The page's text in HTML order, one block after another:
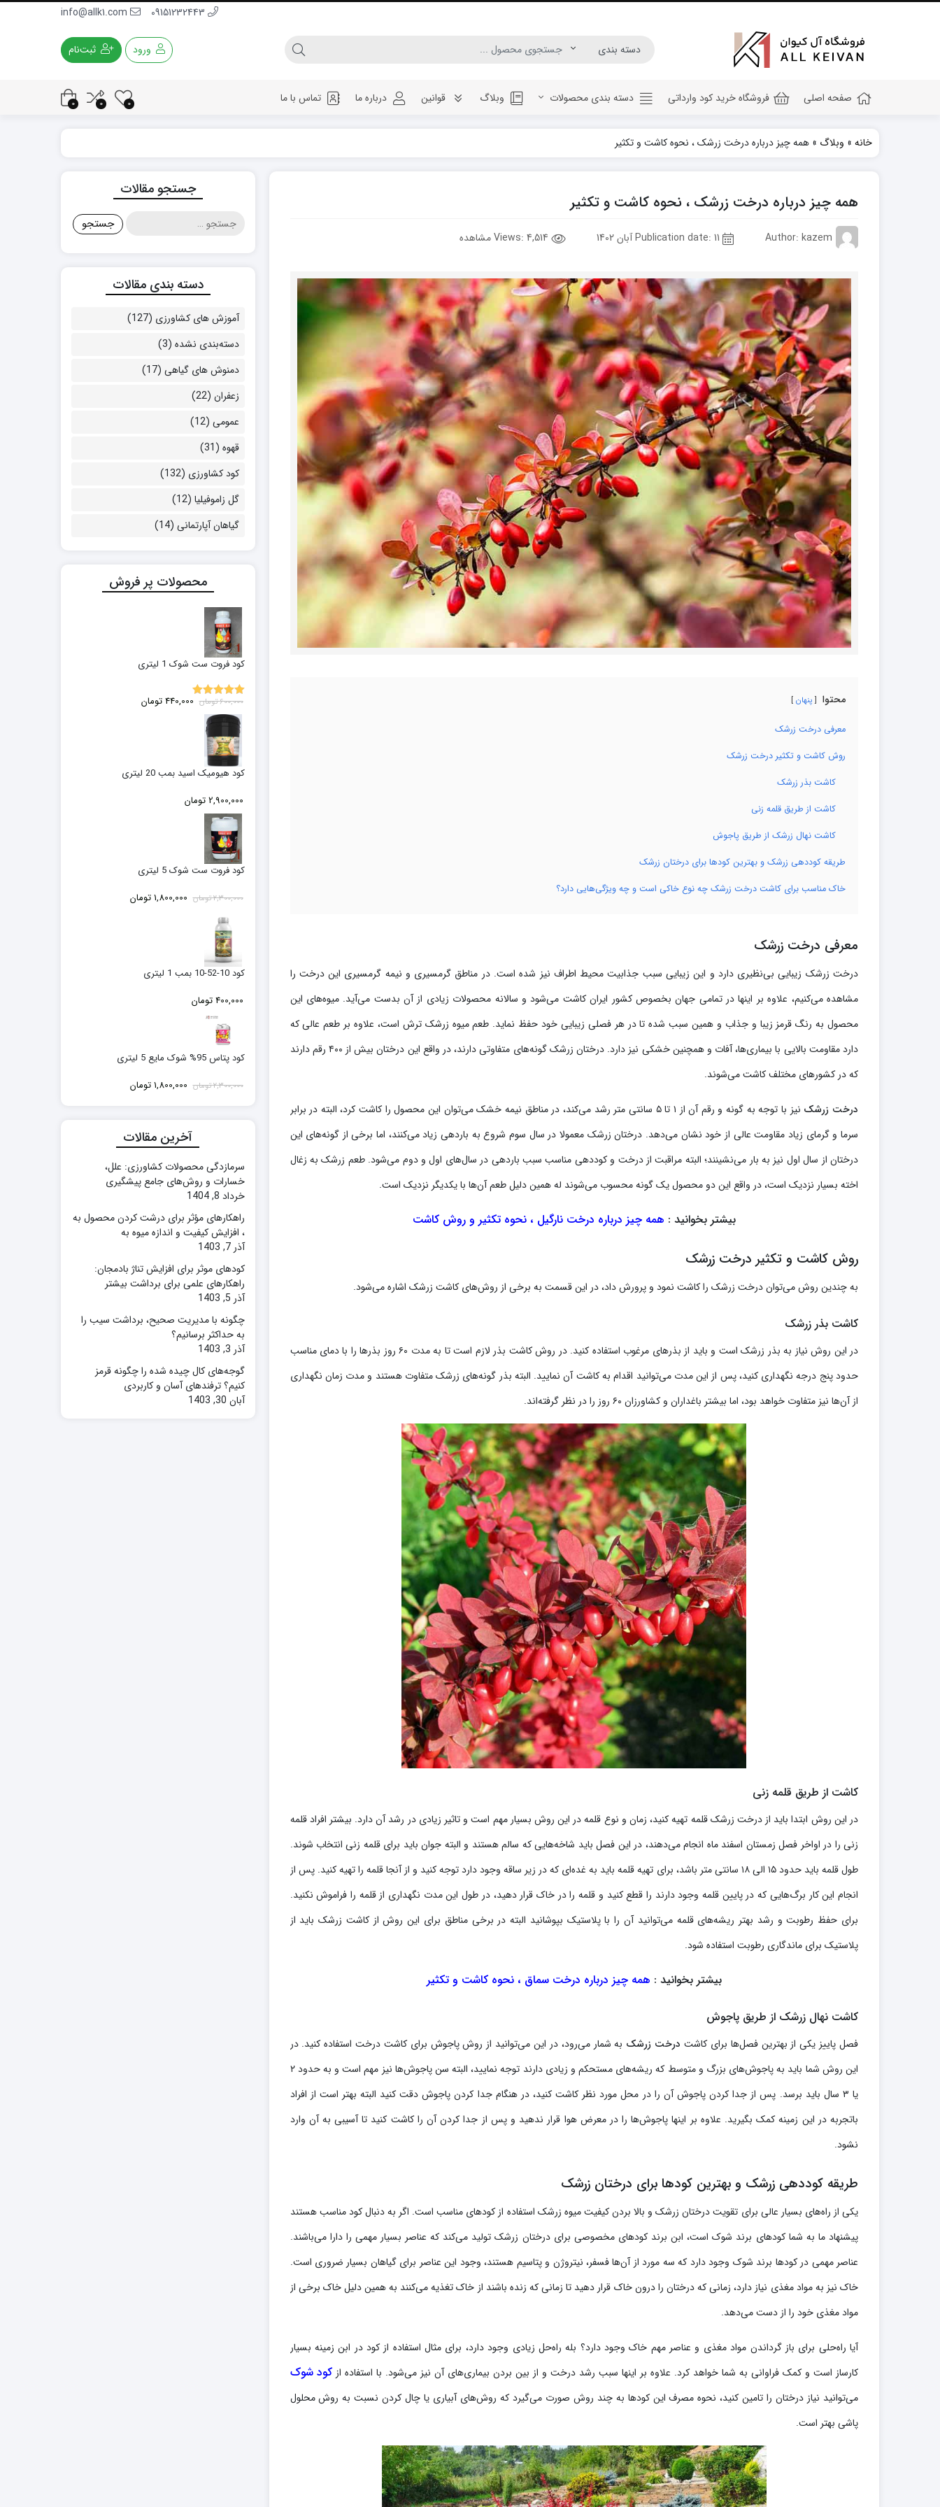
ورود ثبت‌نام
صفحه اصلی فروشگاه خرید کود وارداتی دسته بندی محصولات
کود کامل ۲۰ ۲۰ ۲۰
کود npk
کود آهن
کود فسفر بالا
کود گلدهی(کود ۱۲ ۱۲ ۳۶)
کود آمینو اسید
کود فروت ست
کود گیاهان آپارتمانی
وبلاگ قوانین درباره ما تماس با ما 0
0
0
خانه » وبلاگ » همه چیز درباره درخت زرشک ، نحوه کاشت و تکثیر
همه چیز درباره درخت زرشک ، نحوه کاشت و تکثیر
Author: kazem 4,514 مشاهده
محتوا پنهان
معرفی درخت زرشک
روش کاشت و تکثیر درخت زرشک
کاشت بذر زرشک
کاشت از طریق قلمه زنی
کاشت نهال زرشک از طریق پاجوش
طریقه کوددهی زرشک و بهترین کودها برای درختان زرشک
خاک مناسب برای کاشت درخت زرشک چه نوع خاکی است و چه ویژگی‌هایی دارد؟
معرفی درخت زرشک
درخت زرشک زیبایی بی‌نظیری دارد و این زیبایی سبب جذابیت محیط اطراف نیز شده است. در مناطق گرمسیری و نیمه گرمسیری این درخت را
مشاهده می‌کنیم، علاوه بر اینها در تمامی جهان بخصوص کشور ایران کاشت می‌شود و سالانه محصولات زیادی از آن بدست می‌آید. میوه‌های این
محصول به رنگ قرمز زیبا و جذاب و همین سبب شده تا در هر فصلی زیبایی خود حفظ نماید. طعم میوه زرشک ترش است، علاوه بر طعم عالی که
دارد مقاومت بالایی با بیماری‌ها، آفات و همچنین خشکی نیز دارد. درختان زرشک گونه‌های متفاوتی دارند، در واقع این درختان بیش از ۴۰۰ رقم دارند
که در کشورهای مختلف کاشت می‌شوند.
درخت زرشک
نیز با توجه به گونه و رقم آن از ۱ تا ۵ سانتی متر رشد می‌کند، در مناطق نیمه خشک می‌توان این محصول را کاشت کرد، البته در برابر
سرما و گرمای زیاد مقاومت عالی از خود نشان می‌دهد. درختان زرشک معمولا در سال سوم شروع به باردهی زیاد می‌کنند، اما برخی از گونه‌های این
درختان از سال اول نیز به بار می‌نشینند؛ البته مراقبت از درخت و کوددهی مناسب سبب باردهی در سال‌های اول و دوم می‌شود. طعم زرشک به زغال
اخته بسیار نزدیک است، در واقع این دو محصول یک گونه محسوب می‌شوند له همین دلیل طعم آن‌ها با یکدیگر نزدیک است.
بیشتر بخوانید : همه چیز درباره درخت نارگیل ، نحوه تکثیر و روش کاشت
روش کاشت و تکثیر درخت زرشک
به چندین روش می‌توان درخت زرشک را کاشت نمود و پرورش داد، در این قسمت به برخی از روش‌های کاشت زرشک اشاره می‌شود.
کاشت بذر زرشک
در این روش نیاز به بذر زرشک است و باید از بذرهای مرغوب استفاده کنید. در روش کاشت بذر لازم است تا به مدت ۶۰ روز بذرها را با دمای مناسب
حدود پنج درجه نگهداری کنید، پس از این مدت می‌توانید اقدام به کاشت آن نمایید. البته بذر گونه‌های زرشک متفاوت هستند و مدت زمان نگهداری
از آن‌ها نیز متفاوت خواهد بود، اما بیشتر باغداران و کشاورزان ۶۰ روز را در نظر گرفته‌اند.
کاشت از طریق قلمه زنی
در این روش ابتدا باید از درخت زرشک قلمه تهیه کنید، زمان و نوع قلمه در این روش بسیار مهم است و تاثیر زیادی در رشد آن دارد. بیشتر افراد قلمه
زنی را در اواخر فصل زمستان اسفند ماه انجام می‌دهند، در این فصل باید شاخه‌هایی که سالم هستند و البته جوان باید برای قلمه زنی انتخاب شوند.
طول قلمه باید حدود ۱۵ الی ۱۸ سانتی متر باشد، برای تهیه قلمه باید به غده‌ای که در زیر ساقه وجود دارد توجه کنید و از آنجا قلمه را تهیه کنید. پس از
انجام این کار برگ‌هایی که در پایین قلمه وجود دارند را قطع کنید و قلمه را در خاک قرار دهید، در طول این مدت نگهداری از قلمه را فراموش نکنید.
برای حفظ رطوبت و رشد بهتر ریشه‌های قلمه می‌توانید آن را با پلاستیک بپوشانید البته در برخی مناطق برای این روش از کاشت زرشک باید از
پلاستیک برای ماندگاری رطوبت استفاده شود.
بیشتر بخوانید : همه چیز درباره درخت سماق ، نحوه کاشت و تکثیر
کاشت نهال زرشک از طریق پاجوش
فصل پاییز یکی از بهترین فصل‌ها برای کاشت درخت زرشک به شمار می‌رود، در این می‌توانید از روش پاجوش برای کاشت درخت استفاده کنید. در
این روش شما باید به پاجوش‌های بزرگ و متوسط که ریشه‌های مستحکم و زیادی دارند توجه نمایید، البته سن پاجوش‌ها نیز مهم است و به حدود ۲
یا ۳ سال باید برسد. پس از جدا کردن پاجوش آن را در محل مورد نظر کاشت کنید، در هنگام جدا کردن پاجوش دقت کنید البته بهتر است از افراد
باتجربه در این زمینه کمک بگیرید. علاوه بر اینها پاجوش‌ها را در معرض هوا قرار ندهید و پس از جدا کردن آن را کاشت کنید تا آسیبی به آن وارد
نشود.
طریقه کوددهی زرشک و بهترین کودها برای درختان زرشک
یکی از راه‌های بسیار عالی برای تقویت درختان زرشک و بالا بردن کیفیت میوه زرشک استفاده از کودهای مناسب است. اگر به دنبال کود مناسب هستند
پیشنهاد ما به شما کودهای برند شوک است، ابن برند کودهای مخصوصی برای درختان زرشک تولید می‌کند که عناصر بسیار مهمی را دارا می‌باشند.
عناصر مهمی در کودها برند شوک وجود دارد که سه مورد از آن‌ها فسفر، نیتروژن و پتاسیم هستند، وجود این عناصر برای گیاهان بسیار ضروری است.
خاک نیز به مواد مغذی نیاز دارد، زمانی که درختان را درون خاک قرار دهید تا زمانی که زنده باشند از خاک تغذیه می‌کنند به همین دلیل خاک برخی از
مواد مغذی خود را از دست می‌دهد.
آیا راه‌حلی برای باز گرداندن مواد مغذی و عناصر مهم خاک وجود دارد؟ بله راه‌حل زیادی وجود دارد، برای مثال استفاده از کود در ابن زمینه بسیار
کارساز است و کمک فراوانی به شما خواهد کرد. علاوه بر اینها سبب رشد درخت و از بین بردن بیماری‌های آن نیز می‌شود. با استفاده از کود شوک
می‌توانید نیاز درختان را تامین کنید، نحوه مصرف این کودها به چند روش صورت می‌گیرد که روش‌های آبیاری یا چال کردن نسبت به روش محلول
پاشی بهتر است.
جستجو مقالات
جستجو
برای:
دسته بندی مقالات
آموزش های کشاورزی (127)
دسته‌بندی نشده (3)
دمنوش های گیاهی (17)
زعفران (22)
عمومی (12)
قهوه (31)
کود کشاورزی (132)
گل زاموفیلیا (12)
گیاهان آپارتمانی (14)
محصولات پر فروش
کود فروت ست شوک 1 لیتری
نمره5.00
از 5
600,000تومان قیمت
440,000 تومان
کود هیومیک اسید بمب 20 لیتری
2,900,000 تومان
کود فروت ست شوک 5 لیتری
2,300,000تومان قیمت
1,800,000 تومان
کود 10-52-10 بمب 1 لیتری
400,000 تومان
کود پتاس 95% شوک مایع 5 لیتری
2,300,000تومان قیمت
بود.
1,800,000 تومان
آخرین مقالات
سرمازدگی محصولات کشاورزی: علل،
خسارات و روش‌های جامع پیشگیری
خرداد 8, 1404
راهکارهای مؤثر برای درشت کردن محصول به
، افزایش کیفیت و اندازه میوه به
آذر 7, 1403
کودهای موثر برای افزایش تناژ بادمجان:
راهکارهای علمی برای برداشت بیشتر
آذر 5, 1403
چگونه با مدیریت صحیح، برداشت سیب را
به حداکثر برسانیم؟
آذر 3, 1403
گوجه‌های کال چیده شده را چگونه قرمز
کنیم؟ ترفندهای آسان و کاربردی
آبان 30, 1403